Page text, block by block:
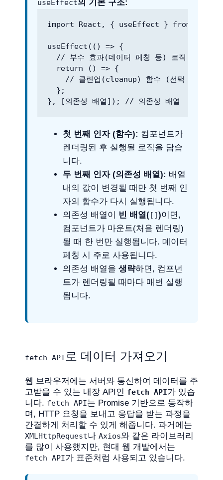
useEffect의 기본 구조:
import React, { useEffect } from
useEffect(() => {
  // 부수 효과(데이터 페칭 등) 로직
  return () => {
    // 클린업(cleanup) 함수 (선택 사항)
  };
}, [의존성 배열]); // 의존성 배열
첫 번째 인자 (함수): 컴포넌트가
렌더링된 후 실행될 로직을 담습
니다.
두 번째 인자 (의존성 배열): 배열
내의 값이 변경될 때만 첫 번째 인
자의 함수가 다시 실행됩니다.
의존성 배열이 빈 배열([])이면,
컴포넌트가 마운트(처음 렌더링)
될 때 한 번만 실행됩니다. 데이터
페칭 시 주로 사용됩니다.
의존성 배열을 생략하면, 컴포넌
트가 렌더링될 때마다 매번 실행
됩니다.
fetch API 로 데이터 가져오기
웹 브라우저에는 서버와 통신하여 데이터를 주
고받을 수 있는 내장 API인 fetch API가 있습
니다. fetch API는 Promise 기반으로 동작하
며, HTTP 요청을 보내고 응답을 받는 과정을
간결하게 처리할 수 있게 해줍니다. 과거에는
XMLHttpRequest나 Axios와 같은 라이브러리
를 많이 사용했지만, 현대 웹 개발에서는
fetch API가 표준처럼 사용되고 있습니다.